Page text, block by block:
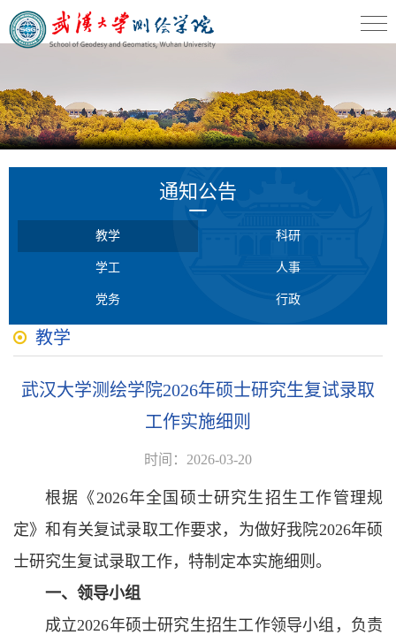
通知公告
教学 科研
学工 人事
党务 行政
教学
武汉大学测绘学院2026年硕士研究生复试录取
工作实施细则
时间：2026-03-20
根据《2026年全国硕士研究生招生工作管理规
定》和有关复试录取工作要求，为做好我院2026年硕
士研究生复试录取工作，特制定本实施细则。
一、领导小组
成立2026年硕士研究生招生工作领导小组，负责